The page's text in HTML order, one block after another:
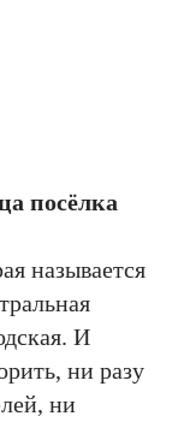
посёлка
называется
И
ни разу
ни